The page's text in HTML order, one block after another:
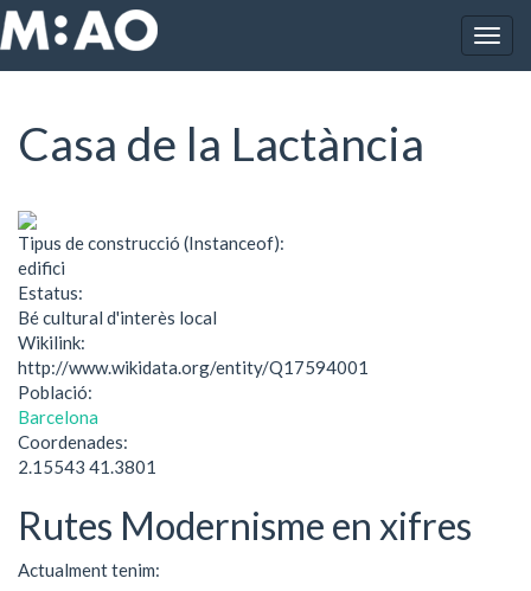
Vés al contingut
Inici Casa de la Lactància
Casa de la Lactància
Tipus de construcció (Instanceof):
edifici
Estatus:
Bé cultural d'interès local
Wikilink:
http://www.wikidata.org/entity/Q17594001
Població:
Barcelona
Coordenades:
2.15543 41.3801
Rutes Modernisme en xifres
Actualment tenim: